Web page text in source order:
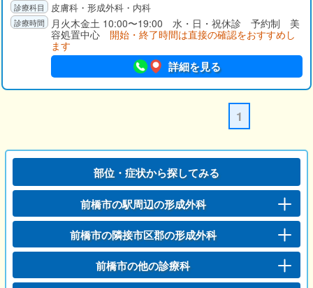
皮膚科・形成外科・内科
月火木金土 10:00〜19:00 水・日・祝休診 予約制 美
容処置中心 開始・終了時間は直接の確認をおすすめし
ます
詳細を見る
1
部位・症状から探してみる
前橋市の駅周辺の形成外科
前橋市の隣接市区郡の形成外科
前橋市の他の診療科